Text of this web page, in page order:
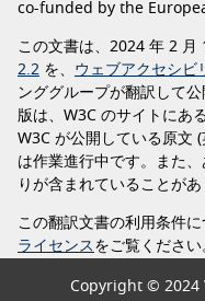
co-funded by the
この文書は、2024 年 2 月
2.2 を、 ウェブアクセシビ
ンググループが翻訳して
版は、W3C のサイトにあ
W3C が公開している原文
は作業進行中です。また
りが含まれていることがあ
この翻訳文書の利用条件に
ライセンス をご覧ください
Copyright © 2024